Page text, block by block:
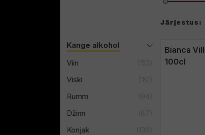
Kange alkohol
Viin
Viski
Rumm
Džinn
Konjak
Järjestus:
Bianca
100cl